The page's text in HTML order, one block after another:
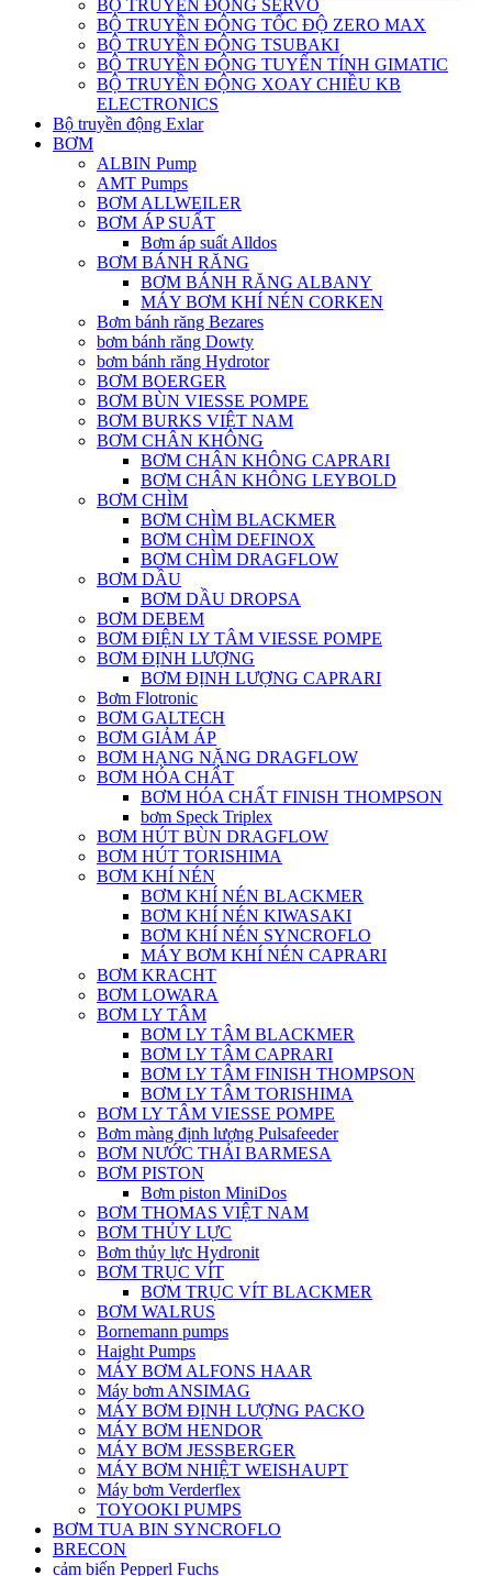
BỘ TRUYỀN ĐỘNG SERVO
BỘ TRUYỀN ĐỘNG TỐC ĐỘ ZERO MAX
BỘ TRUYỀN ĐỘNG TSUBAKI
BỘ TRUYỀN ĐỘNG TUYẾN TÍNH GIMATIC
BỘ TRUYỀN ĐỘNG XOAY CHIỀU KB
ELECTRONICS
Bộ truyền động Exlar
BƠM
ALBIN Pump
AMT Pumps
BƠM ALLWEILER
BƠM ÁP SUẤT
Bơm áp suất Alldos
BƠM BÁNH RĂNG
BƠM BÁNH RĂNG ALBANY
MÁY BƠM KHÍ NÉN CORKEN
Bơm bánh răng Bezares
bơm bánh răng Dowty
bơm bánh răng Hydrotor
BƠM BOERGER
BƠM BÙN VIESSE POMPE
BƠM BURKS VIỆT NAM
BƠM CHÂN KHÔNG
BƠM CHÂN KHÔNG CAPRARI
BƠM CHÂN KHÔNG LEYBOLD
BƠM CHÌM
BƠM CHÌM BLACKMER
BƠM CHÌM DEFINOX
BƠM CHÌM DRAGFLOW
BƠM DẦU
BƠM DẦU DROPSA
BƠM DEBEM
BƠM ĐIỆN LY TÂM VIESSE POMPE
BƠM ĐỊNH LƯỢNG
BƠM ĐỊNH LƯỢNG CAPRARI
Bơm Flotronic
BƠM GALTECH
BƠM GIẢM ÁP
BƠM HẠNG NẶNG DRAGFLOW
BƠM HÓA CHẤT
BƠM HÓA CHẤT FINISH THOMPSON
bơm Speck Triplex
BƠM HÚT BÙN DRAGFLOW
BƠM HÚT TORISHIMA
BƠM KHÍ NÉN
BƠM KHÍ NÉN BLACKMER
BƠM KHÍ NÉN KIWASAKI
BƠM KHÍ NÉN SYNCROFLO
MÁY BƠM KHÍ NÉN CAPRARI
BƠM KRACHT
BƠM LOWARA
BƠM LY TÂM
BƠM LY TÂM BLACKMER
BƠM LY TÂM CAPRARI
BƠM LY TÂM FINISH THOMPSON
BƠM LY TÂM TORISHIMA
BƠM LY TÂM VIESSE POMPE
Bơm màng định lượng Pulsafeeder
BƠM NƯỚC THẢI BARMESA
BƠM PISTON
Bơm piston MiniDos
BƠM THOMAS VIỆT NAM
BƠM THỦY LỰC
Bơm thủy lực Hydronit
BƠM TRỤC VÍT
BƠM TRỤC VÍT BLACKMER
BƠM WALRUS
Bornemann pumps
Haight Pumps
MÁY BƠM ALFONS HAAR
Máy bơm ANSIMAG
MÁY BƠM ĐỊNH LƯỢNG PACKO
MÁY BƠM HENDOR
MÁY BƠM JESSBERGER
MÁY BƠM NHIỆT WEISHAUPT
Máy bơm Verderflex
TOYOOKI PUMPS
BƠM TUA BIN SYNCROFLO
BRECON
cảm biến Pepperl Fuchs